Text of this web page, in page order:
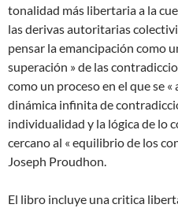
tonalidad más libertaria a la
las derivas autoritarias
pensar la emancipación como
superación » de las
como un proceso en el que se
dinámica infinita de
individualidad y la lógica de lo
cercano al « equilibrio de los
Joseph Proudhon.
El libro incluye una critica